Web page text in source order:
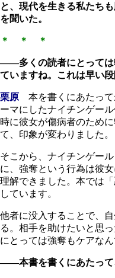
と、現代を生きる私たち
を聞いた。
＊ ＊ ＊
――多くの読者にとっては
ていますね。これは早い
栗原 本を書くにあたって
ーマにしたナイチンゲー
時に彼女が傷病者のため
て、印象が変わりました。
そこから、ナイチンゲー
に、強奪という行為は彼
理解できました。本では
しています。
他者に没入することで、
る。相手を助けたいと思
にとっては強奪もケアなん
――本書を書くにあたって